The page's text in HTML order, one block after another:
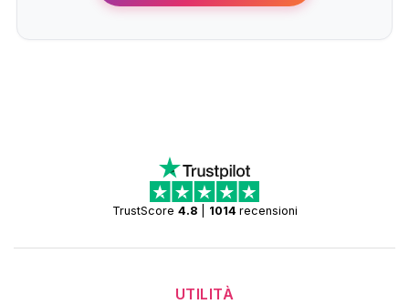
TrustScore 4.8 1014 recensioni
UTILITÀ